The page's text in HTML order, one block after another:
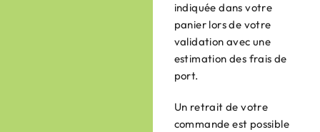
indiquée dans votre
panier lors de votre
validation avec une
estimation des frais de
port.
Un retrait de votre
commande est possible